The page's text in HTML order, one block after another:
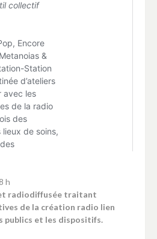
h
radiodiffusée traitant
de la création radio lien
publics et les dispositifs.